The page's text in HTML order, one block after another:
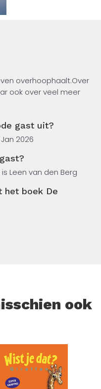
overhoophaalt.Over
ook over veel meer
en literatuur als
verhaal dat je mee
het licht tijdens de
gast uit?
Jan 2026
Leen van den Berg
het boek De
ook